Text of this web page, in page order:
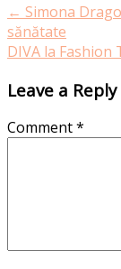
← Simona
sănătate
DIVA la Fashion
Leave a Reply
Comment*